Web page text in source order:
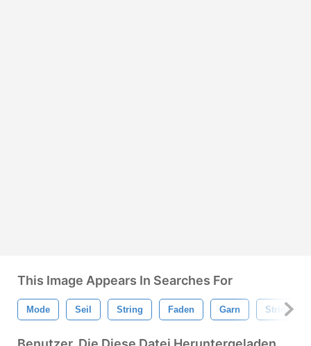
This Image Appears In Searches For
Mode Seil String Faden Garn Strings